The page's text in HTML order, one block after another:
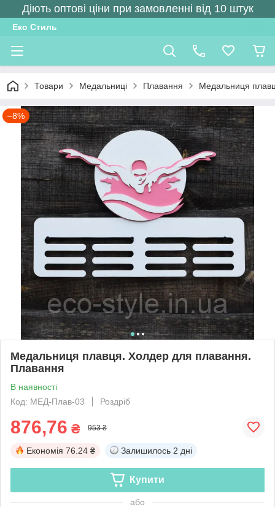
Діють оптові ціни при замовленні від 10 штук
Еко Стиль
Товари Медальниці Плавання Медальниця
–8%
Медальниця плавця. Холдер для плавання.
Плавання
В наявності
Код: МЕД-Плав-03
Роздріб
876,76 ₴ 953 ₴
Економія 76.24 ₴ Залишилось 2 дні
Купити
або